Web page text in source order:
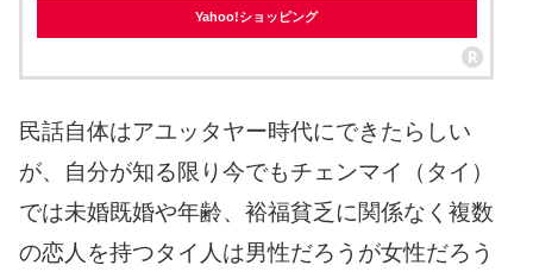
Yahoo!ショッピング
民話自体はアユッタヤー時代にできたらしい
が、自分が知る限り今でもチェンマイ（タイ）
では未婚既婚や年齢、裕福貧乏に関係なく複数
の恋人を持つタイ人は男性だろうが女性だろう